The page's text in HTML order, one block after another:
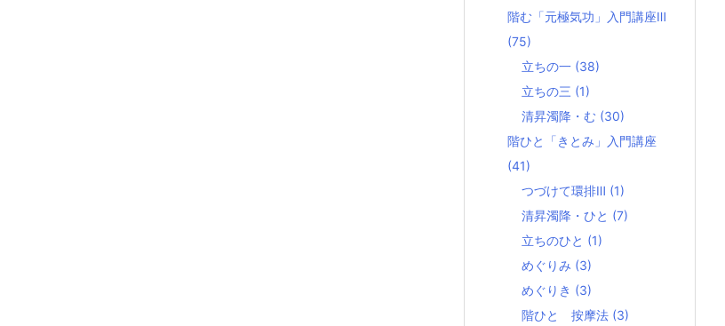
階む「元極気功」入門講座Ⅲ
(75)
立ちの一 (38)
立ちの三 (1)
清昇濁降・む (30)
階ひと「きとみ」入門講座
(41)
つづけて環排Ⅲ (1)
清昇濁降・ひと (7)
立ちのひと (1)
めぐりみ (3)
めぐりき (3)
階ひと 按摩法 (3)